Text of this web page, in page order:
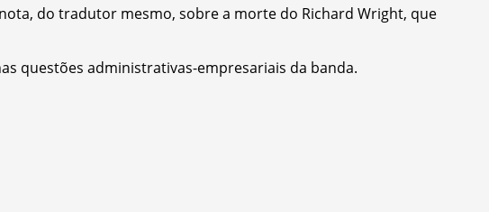
do tradutor mesmo, sobre a morte do Richard Wright, que
questões administrativas-empresariais da banda.